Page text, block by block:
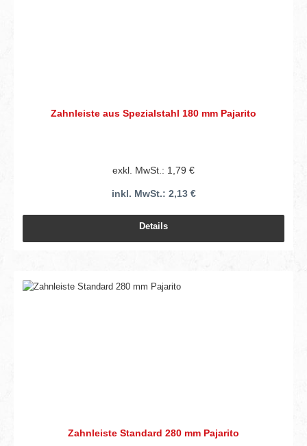
Zahnleiste aus Spezialstahl 180 mm Pajarito
exkl. MwSt.: 1,79 €
inkl. MwSt.: 2,13 €
Details
Zahnleiste Standard 280 mm Pajarito